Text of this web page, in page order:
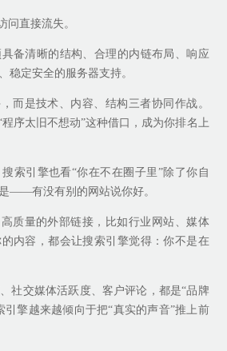
问直接流失。
备清晰的结构、合理的内链布局、响应
稳定安全的服务器支持。
而是技术、内容、结构三者协同作战。
程序太旧不想动”这种借口，成为你排名上
索引擎也看“你在不在圈子里”除了你自
——有没有别的网站说你好。
质量的外部链接，比如行业网站、媒体
内容，都会让搜索引擎觉得：你不是在
社交媒体活跃度、客户评论，都是“品牌
引擎越来越倾向于把“真实的声音”推上前